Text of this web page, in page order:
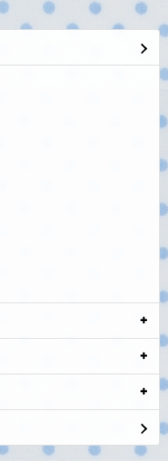
は1.5kgをキープしたいと
良いのかな…
！